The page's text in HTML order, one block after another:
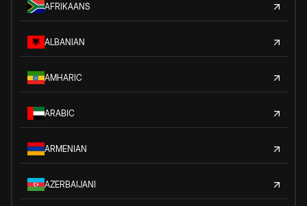
AFRIKAANS
ALBANIAN
AMHARIC
ARABIC
ARMENIAN
AZERBAIJANI